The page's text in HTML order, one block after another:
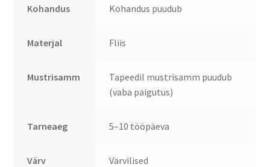
Kohandus Kohandus puudub
Materjal Fliis
Mustrisamm
Tapeedil mustrisamm puudub
(vaba paigutus)
Tarneaeg 5–10 tööpäeva
Värv Värvilised